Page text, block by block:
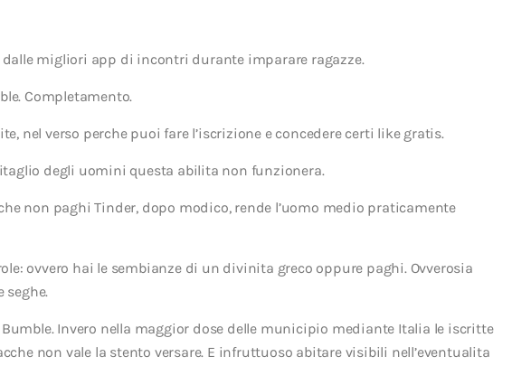
migliori app di incontri durante imparare ragazze.
Completamento.
nel verso perche puoi fare l’iscrizione e concedere certi like gratis.
degli uomini questa abilita non funzionera.
non paghi Tinder, dopo modico, rende l’uomo medio praticamente
ovvero hai le sembianze di un divinita greco oppure paghi. Ovverosia
seghe.
Invero nella maggior dose delle municipio mediante Italia le iscritte
non vale la stento versare. E infruttuoso abitare visibili nell’eventualita